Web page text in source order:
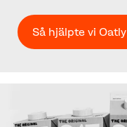
Så hjälpte vi Oatly